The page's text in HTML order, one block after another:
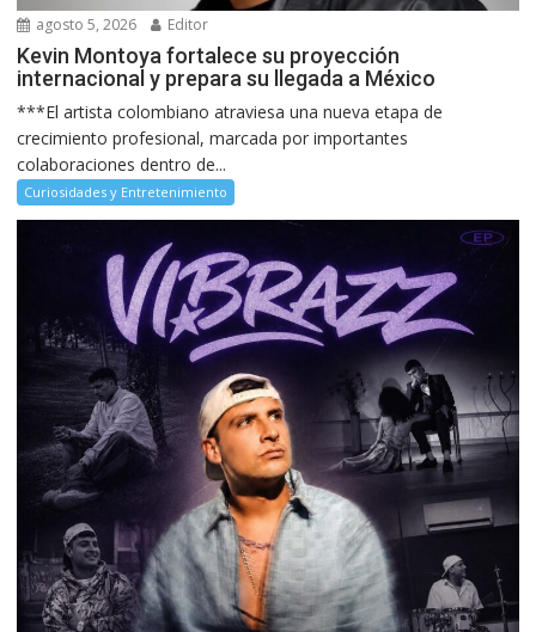
agosto 5, 2026 Editor
Kevin Montoya fortalece su proyección
internacional y prepara su llegada a México
***El artista colombiano atraviesa una nueva etapa de
crecimiento profesional, marcada por importantes
colaboraciones dentro de...
Curiosidades y Entretenimiento